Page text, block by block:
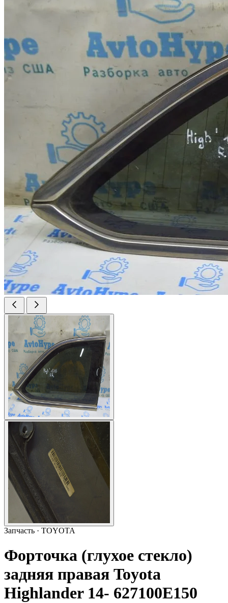
Запчасть · TOYOTA
Форточка (глухое стекло)
задняя правая Toyota
Highlander 14- 627100E150